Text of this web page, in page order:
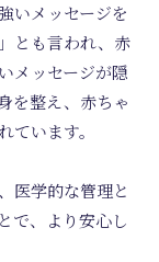
いメッセージを
とも言われ、赤
メッセージが隠
を整え、赤ちゃ
います。
医学的な管理と
で、より安心し